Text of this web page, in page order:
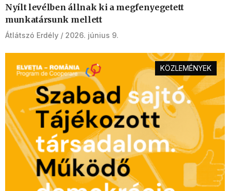
Nyílt levélben állnak ki a megfenyegetett
munkatársunk mellett
Átlátszó Erdély 2026. június 9.
KÖZLEMÉNYEK